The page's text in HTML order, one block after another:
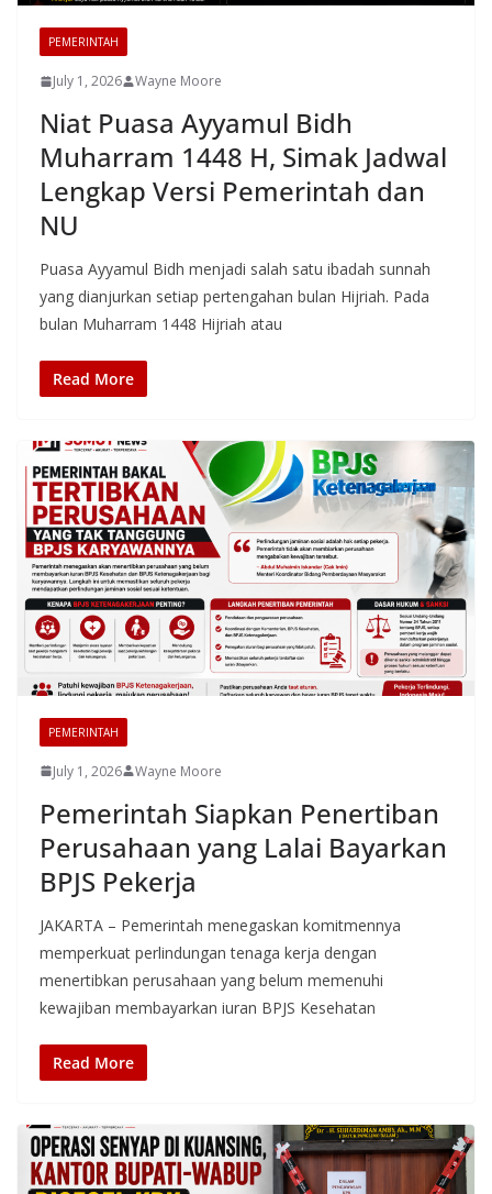
PEMERINTAH
July 1, 2026 Wayne Moore
Niat Puasa Ayyamul Bidh
Muharram 1448 H, Simak Jadwal
Lengkap Versi Pemerintah dan
NU
Puasa Ayyamul Bidh menjadi salah satu ibadah sunnah
yang dianjurkan setiap pertengahan bulan Hijriah. Pada
bulan Muharram 1448 Hijriah atau
Read More
PEMERINTAH
July 1, 2026 Wayne Moore
Pemerintah Siapkan Penertiban
Perusahaan yang Lalai Bayarkan
BPJS Pekerja
JAKARTA – Pemerintah menegaskan komitmennya
memperkuat perlindungan tenaga kerja dengan
menertibkan perusahaan yang belum memenuhi
kewajiban membayarkan iuran BPJS Kesehatan
Read More